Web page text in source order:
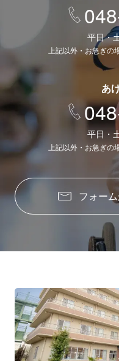
平日・
上記以外・お急ぎ
あ
平日・
上記以外・お急ぎ
フォー